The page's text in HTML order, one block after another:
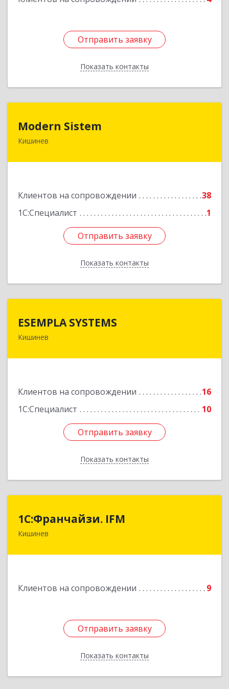
Отправить заявку
Показать контакты
Отправить заявку
Назад
Modern Sistem
Кишинев
Клиентов на сопровождении
38
1С:Специалист
1
Отправить заявку
Показать контакты
МОЛДОВА, РЕСПУБЛИКА , MD-2004, г. Кишинев,
Подробнее
Отправить заявку
Назад
ESEMPLA SYSTEMS
Кишинев
Клиентов на сопровождении
16
1С:Специалист
10
Отправить заявку
Показать контакты
Молдова, г.Кишинев, ул. Колумна 170, МД-2004
Отправить заявку
Назад
1С:Франчайзи. IFM
Кишинев
Клиентов на сопровождении 9
Отправить заявку
Показать контакты
Отправить заявку
Назад